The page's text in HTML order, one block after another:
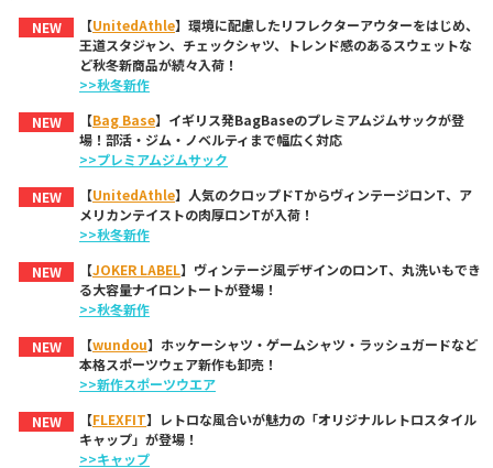
NEW 【UnitedAthle】環境に配慮したリフレクターアウターをはじめ、
王道スタジャン、チェックシャツ、トレンド感のあるスウェットな
ど秋冬新商品が続々入荷！
>>秋冬新作
NEW
【Bag Base】イギリス発BagBaseのプレミアムジムサックが登
場！部活・ジム・ノベルティまで幅広く対応
>>プレミアムジムサック
NEW
【UnitedAthle】人気のクロップドTからヴィンテージロンT、ア
メリカンテイストの肉厚ロンTが入荷！
>>秋冬新作
NEW
【JOKER LABEL】ヴィンテージ風デザインのロンT、丸洗いもでき
る大容量ナイロントートが登場！
>>秋冬新作
NEW
【wundou】ホッケーシャツ・ゲームシャツ・ラッシュガードなど
本格スポーツウェア新作も卸売！
>>新作スポーツウエア
NEW
【FLEXFIT】レトロな風合いが魅力の「オリジナルレトロスタイル
キャップ」が登場！
>>キャップ